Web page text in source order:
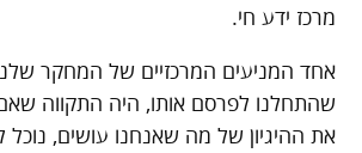
מרכז ידע חי.
אחד המניעים המרכזיים של המחקר
שהתחלנו לפרסם אותו, היה התקווה
את ההיגיון של מה שאנחנו עושים,